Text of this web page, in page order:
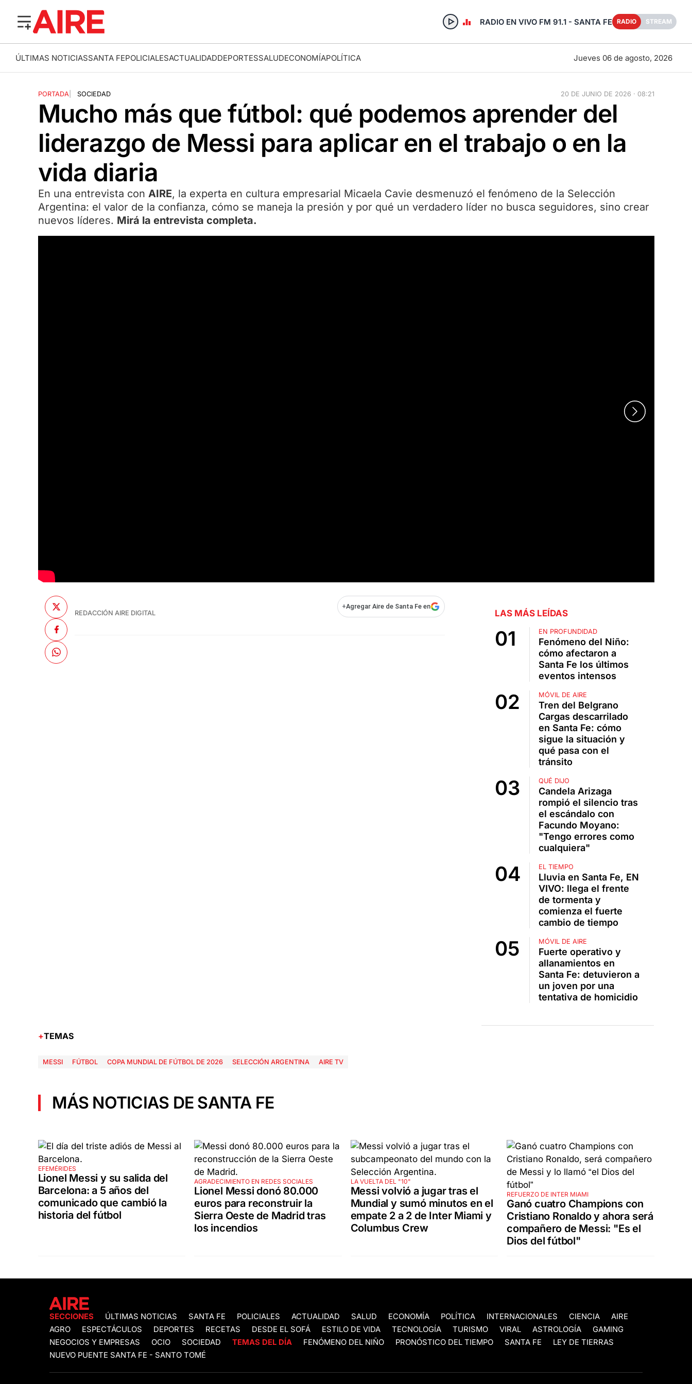
RADIO EN VIVO FM 91.1 - SANTA FE RADIO STREAM
ÚLTIMAS NOTICIASSANTA FEPOLICIALESACTUALIDADDEPORTESSALUDECONOMÍAPOLÍTICA Jueves 06 de agosto, 2026
PORTADA SOCIEDAD 20 DE JUNIO DE 2026 · 08:21
Mucho más que fútbol: qué podemos aprender del
liderazgo de Messi para aplicar en el trabajo o en la
vida diaria
En una entrevista con AIRE, la experta en cultura empresarial Micaela Cavie desmenuzó el fenómeno de la Selección
Argentina: el valor de la confianza, cómo se maneja la presión y por qué un verdadero líder no busca seguidores, sino crear
nuevos líderes. Mirá la entrevista completa.
REDACCIÓN AIRE DIGITAL
+Agregar Aire de Santa Fe en
LAS MÁS LEÍDAS
EN PROFUNDIDAD
Fenómeno del Niño:
cómo afectaron a
Santa Fe los últimos
eventos intensos
MÓVIL DE AIRE
Tren del Belgrano
Cargas descarrilado
en Santa Fe: cómo
sigue la situación y
qué pasa con el
tránsito
QUÉ DIJO
Candela Arizaga
rompió el silencio tras
el escándalo con
Facundo Moyano:
"Tengo errores como
cualquiera"
EL TIEMPO
Lluvia en Santa Fe, EN
VIVO: llega el frente
de tormenta y
comienza el fuerte
cambio de tiempo
MÓVIL DE AIRE
Fuerte operativo y
allanamientos en
Santa Fe: detuvieron a
un joven por una
tentativa de homicidio
TEMAS
MESSI FÚTBOL COPA MUNDIAL DE FÚTBOL DE 2026 SELECCIÓN ARGENTINA AIRE TV
MÁS NOTICIAS DE SANTA FE
EFEMÉRIDES
Lionel Messi y su salida del
Barcelona: a 5 años del
comunicado que cambió la
historia del fútbol
AGRADECIMIENTO EN REDES SOCIALES
Lionel Messi donó 80.000
euros para reconstruir la
Sierra Oeste de Madrid tras
los incendios
LA VUELTA DEL "10"
Messi volvió a jugar tras el
Mundial y sumó minutos en el
empate 2 a 2 de Inter Miami y
Columbus Crew
REFUERZO DE INTER MIAMI
Ganó cuatro Champions con
Cristiano Ronaldo y ahora será
compañero de Messi: "Es el
Dios del fútbol"
SECCIONES ÚLTIMAS NOTICIAS SANTA FE POLICIALES ACTUALIDAD SALUD ECONOMÍA POLÍTICA INTERNACIONALES CIENCIA
AIRE
AGRO
ESPECTÁCULOS DEPORTES RECETAS DESDE EL SOFÁ ESTILO DE VIDA TECNOLOGÍA TURISMO VIRAL ASTROLOGÍA
GAMING
NEGOCIOS Y EMPRESAS
OCIO SOCIEDAD TEMAS DEL DÍA FENÓMENO DEL NIÑO PRONÓSTICO DEL TIEMPO SANTA FE
LEY DE TIERRAS
NUEVO PUENTE SANTA FE - SANTO TOMÉ